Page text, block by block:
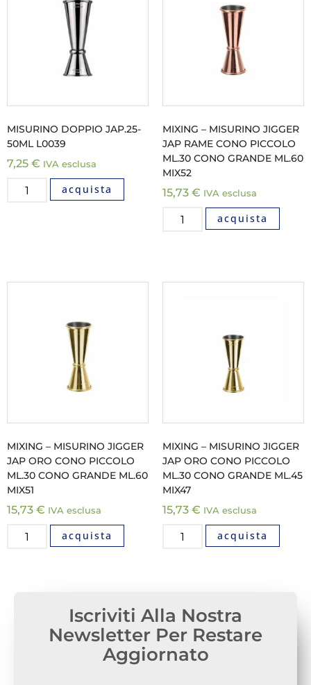
MISURINO DOPPIO JAP.25-
50ML L0039
7,25 € IVA esclusa
acquista
MIXING – MISURINO JIGGER
JAP RAME CONO PICCOLO
ML.30 CONO GRANDE ML.60
MIX52
15,73 € IVA esclusa
acquista
MIXING – MISURINO JIGGER
JAP ORO CONO PICCOLO
ML.30 CONO GRANDE ML.60
MIX51
15,73 € IVA esclusa
acquista
MIXING – MISURINO JIGGER
JAP ORO CONO PICCOLO
ML.30 CONO GRANDE ML.45
MIX47
15,73 € IVA esclusa
acquista
Iscriviti Alla Nostra
Newsletter Per Restare
Aggiornato